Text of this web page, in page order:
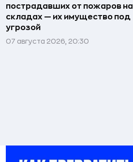
пострадавших от пожаров на
складах — их имущество под
угрозой
07 августа 2026, 20:30